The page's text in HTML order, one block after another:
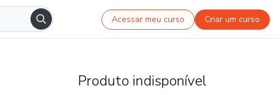
Acessar meu curso Criar um curso
Produto indisponível